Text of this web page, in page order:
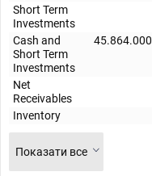
Short Term
Investments
Cash and
Short Term
Investments
45.864.000
Net
Receivables
Inventory
Показати все